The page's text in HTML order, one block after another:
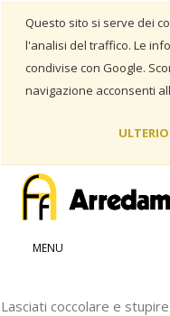
Questo sito si serve dei
l'analisi del traffico. Le
condivise con Google.
navigazione acconsenti
MENU
Eventi
Lasciati coccolare e